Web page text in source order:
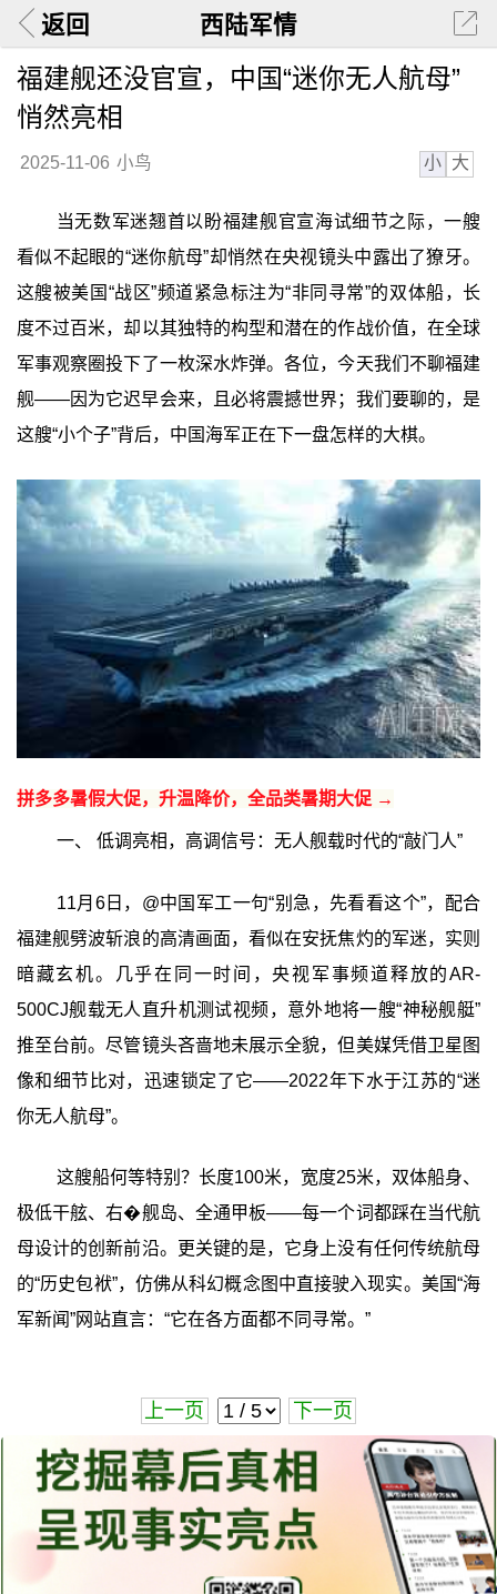
返回 西陆军情
福建舰还没官宣，中国“迷你无人航母”
悄然亮相
2025-11-06 小鸟 小 大
当无数军迷翘首以盼福建舰官宣海试细节之际，一艘
看似不起眼的“迷你航母”却悄然在央视镜头中露出了獠牙。
这艘被美国“战区”频道紧急标注为“非同寻常”的双体船，长
度不过百米，却以其独特的构型和潜在的作战价值，在全球
军事观察圈投下了一枚深水炸弹。各位，今天我们不聊福建
舰——因为它迟早会来，且必将震撼世界；我们要聊的，是
这艘“小个子”背后，中国海军正在下一盘怎样的大棋。
拼多多暑假大促，升温降价，全品类暑期大促 →
一、 低调亮相，高调信号：无人舰载时代的“敲门人”
11月6日，@中国军工一句“别急，先看看这个”，配合
福建舰劈波斩浪的高清画面，看似在安抚焦灼的军迷，实则
暗藏玄机。几乎在同一时间，央视军事频道释放的AR-
500CJ舰载无人直升机测试视频，意外地将一艘“神秘舰艇”
推至台前。尽管镜头吝啬地未展示全貌，但美媒凭借卫星图
像和细节比对，迅速锁定了它——2022年下水于江苏的“迷
你无人航母”。
这艘船何等特别？长度100米，宽度25米，双体船身、
极低干舷、右�舰岛、全通甲板——每一个词都踩在当代航
母设计的创新前沿。更关键的是，它身上没有任何传统航母
的“历史包袱”，仿佛从科幻概念图中直接驶入现实。美国“海
军新闻”网站直言：“它在各方面都不同寻常。”
上一页 下一页